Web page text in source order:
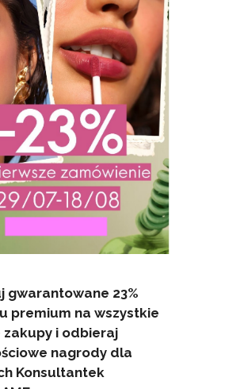
gwarantowane 23%
premium na wszystkie
zakupy i odbieraj
nagrody dla
Konsultantek